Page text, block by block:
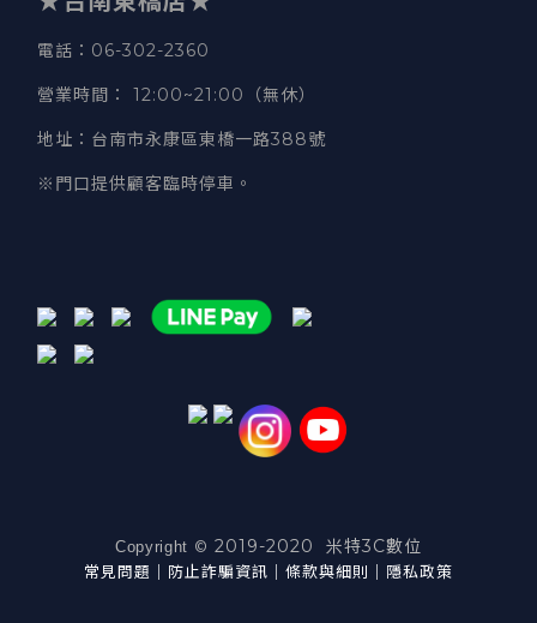
電話 ：06-302-2360
營業時間 ： 12:00~21:00（無休）
地址 ：台南市永康區東橋一路388號
※門口提供顧客臨時停車。
Copyright © 2019-2020 米特3C數位
常見問題 防止詐騙資訊 條款與細則 隱私政策